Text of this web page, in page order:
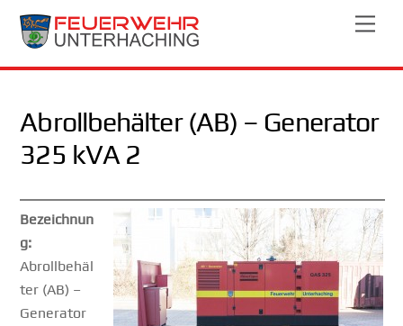
Skip
Abrollbehälter (AB) – Generator
325 kVA 2
Bezeichnun
g:
Abrollbehäl
ter (AB) –
Generator